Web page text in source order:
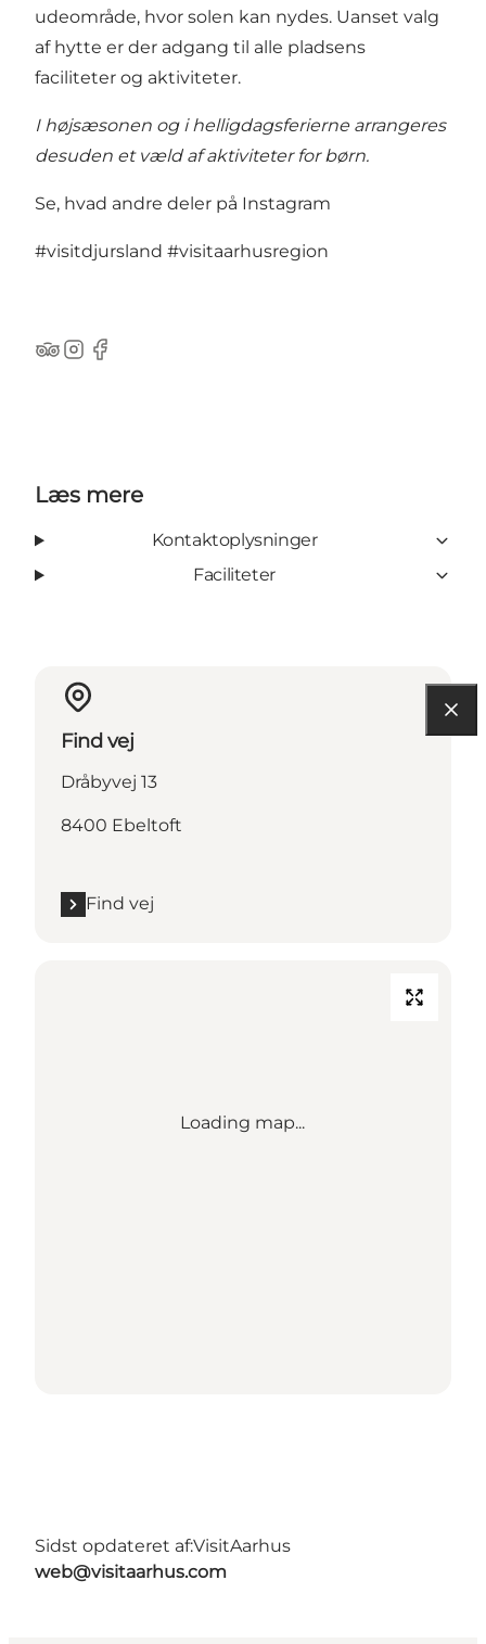
udeområde, hvor solen kan nydes. Uanset valg
af hytte er der adgang til alle pladsens
faciliteter og aktiviteter.
I højsæsonen og i helligdagsferierne arrangeres
desuden et væld af aktiviteter for børn.
Se, hvad andre deler på Instagram
#visitdjursland #visitaarhusregion
TripAdvisor
Instagram
Facebook
Læs mere
Kontaktoplysninger
Faciliteter
Find vej
Dråbyvej 13
8400 Ebeltoft
Find vej
Loading map...
Sidst opdateret af:VisitAarhus
web@visitaarhus.com